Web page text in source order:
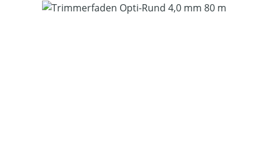
Bildergalerie überspringen